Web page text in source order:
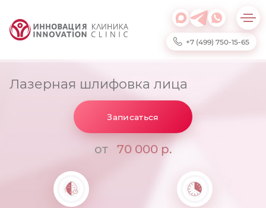
+7 (499) 750-15-65
Лазерная шлифовка лица
Записаться
от 70 000 р.